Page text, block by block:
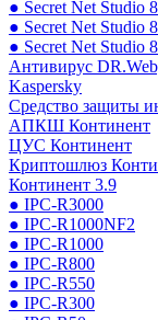
● Secret Net Studio
● Secret Net Studio
● Secret Net Studio
Антивирус
Kaspersky
Средство защиты
АПКШ Континент
ЦУС Континент
Криптошлюз
Континент 3.9
● IPC-R3000
● IPC-R1000NF2
● IPC-R1000
● IPC-R800
● IPC-R550
● IPC-R300